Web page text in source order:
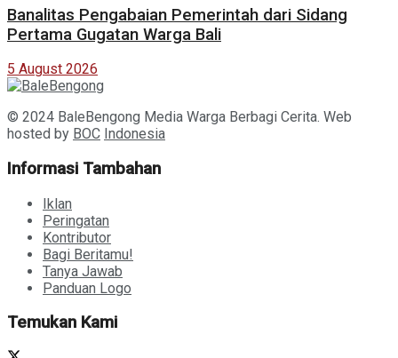
Banalitas Pengabaian Pemerintah dari Sidang
Pertama Gugatan Warga Bali
5 August 2026
© 2024 BaleBengong Media Warga Berbagi Cerita. Web
hosted by BOC Indonesia
Informasi Tambahan
Iklan
Peringatan
Kontributor
Bagi Beritamu!
Tanya Jawab
Panduan Logo
Temukan Kami